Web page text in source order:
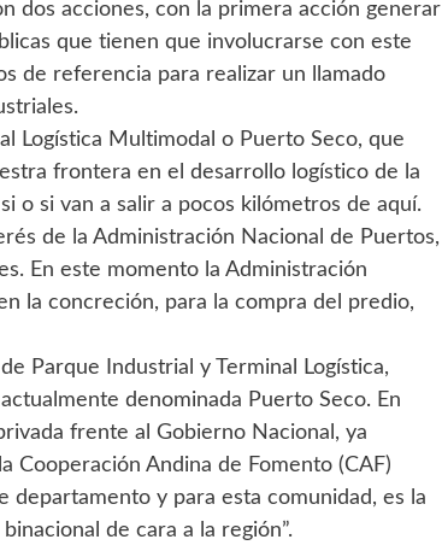
dos acciones, con la primera acción generar
que tienen que involucrarse con este
de referencia para realizar un llamado
Logística Multimodal o Puerto Seco, que
frontera en el desarrollo logístico de la
o si van a salir a pocos kilómetros de aquí.
de la Administración Nacional de Puertos,
En este momento la Administración
la concreción, para la compra del predio,
Parque Industrial y Terminal Logística,
denominada Puerto Seco. En
frente al Gobierno Nacional, ya
Cooperación Andina de Fomento (CAF)
y para esta comunidad, es la
de cara a la región”.